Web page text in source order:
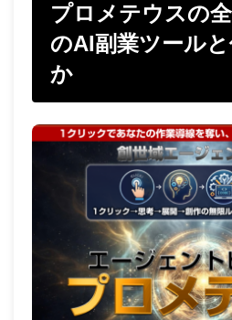
プロメテウスの
のAI副業ツール
か